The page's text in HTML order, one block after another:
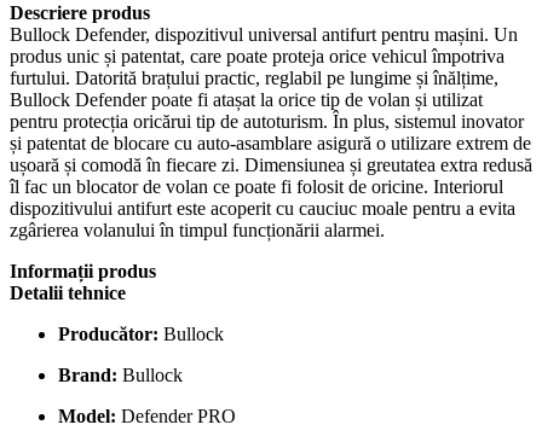
Descriere produs
Bullock Defender, dispozitivul universal antifurt pentru mașini. Un
produs unic și patentat, care poate proteja orice vehicul împotriva
furtului. Datorită brațului practic, reglabil pe lungime și înălțime,
Bullock Defender poate fi atașat la orice tip de volan și utilizat
pentru protecția oricărui tip de autoturism. În plus, sistemul inovator
și patentat de blocare cu auto-asamblare asigură o utilizare extrem de
ușoară și comodă în fiecare zi. Dimensiunea și greutatea extra redusă
îl fac un blocator de volan ce poate fi folosit de oricine. Interiorul
dispozitivului antifurt este acoperit cu cauciuc moale pentru a evita
zgârierea volanului în timpul funcționării alarmei.
Informații produs
Detalii tehnice
Producător: ‎Bullock
Brand: ‎Bullock
Model: ‎Defender PRO